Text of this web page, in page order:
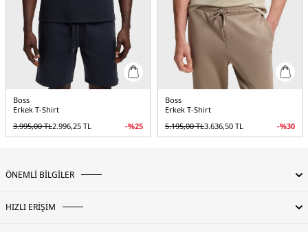
Boss
Erkek T-Shirt
3.995,00TL2.996,25 TL -%25
Boss
Erkek T-Shirt
5.195,00TL3.636,50 TL -%30
ÖNEMLİ BİLGİLER
HIZLI ERİŞİM